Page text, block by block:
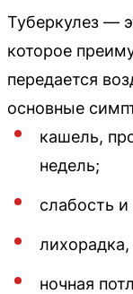
Туберкулез —
которое
передается
основные
кашель,
недель;
слабость
ночная